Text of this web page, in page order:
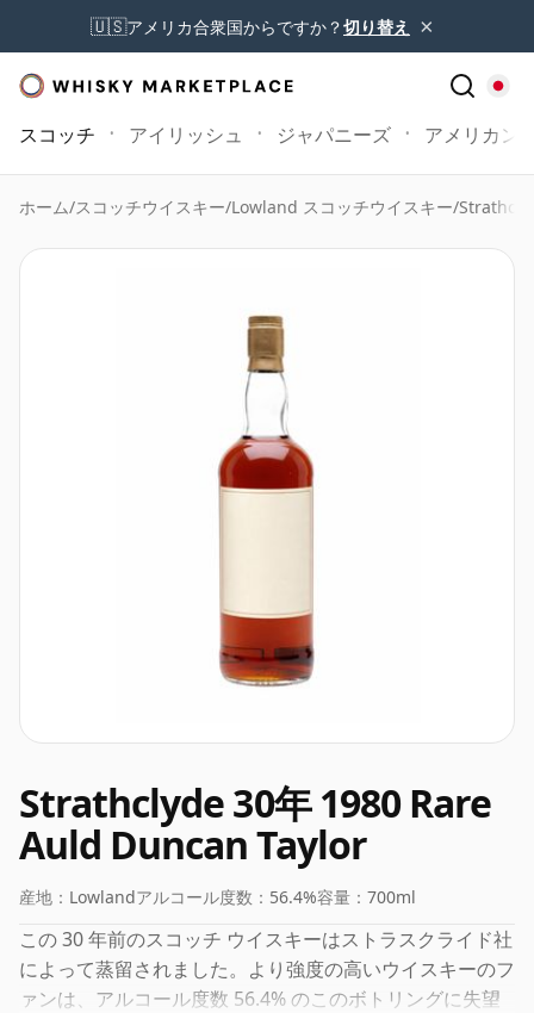
🇺🇸アメリカ合衆国からですか？切り替え ×
スコッチ アイリッシュ ジャパニーズ アメリカン
ホーム/スコッチウイスキー/Lowland スコッチウイスキー/
Strathclyde 30年 1980 Rare
Auld Duncan Taylor
産地： Lowlandアルコール度数： 56.4%容量： 700ml
この 30 年前のスコッチ ウイスキーはストラスクライド社
によって蒸留されました。より強度の高いウイスキーのフ
ァンは、アルコール度数 56.4% のこのボトリングに失望